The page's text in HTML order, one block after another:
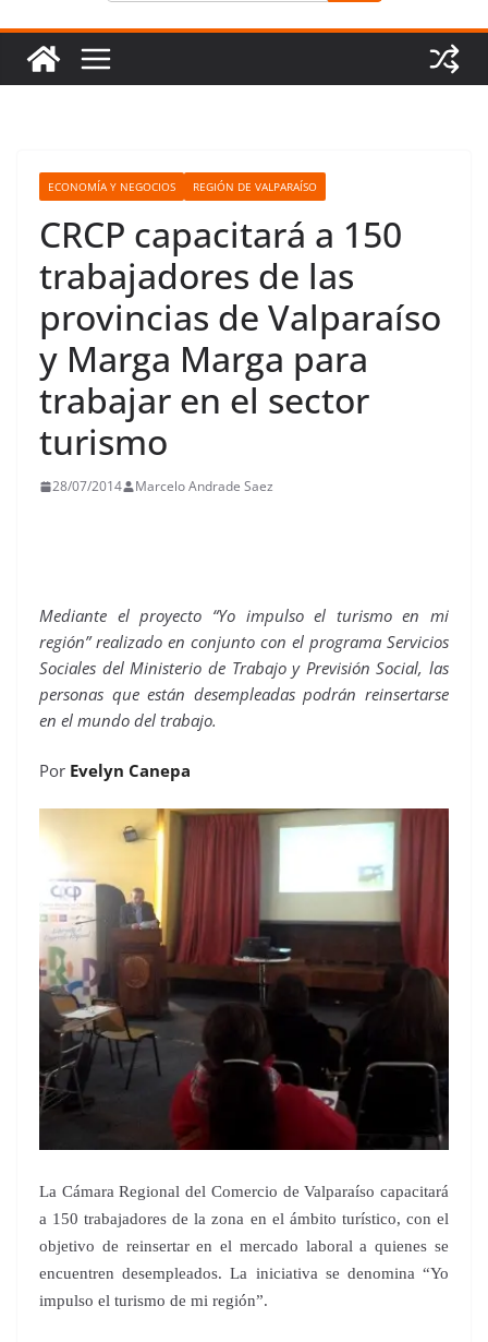
ECONOMÍA Y NEGOCIOS REGIÓN DE VALPARAÍSO
CRCP capacitará a 150
trabajadores de las
provincias de Valparaíso
y Marga Marga para
trabajar en el sector
turismo
28/07/2014 Marcelo Andrade Saez
Mediante el proyecto “Yo impulso el turismo en mi
región” realizado en conjunto con el programa Servicios
Sociales del Ministerio de Trabajo y Previsión Social, las
personas que están desempleadas podrán reinsertarse
en el mundo del trabajo.
Por Evelyn Canepa
La Cámara Regional del Comercio de Valparaíso capacitará
a 150 trabajadores de la zona en el ámbito turístico, con el
objetivo de reinsertar en el mercado laboral a quienes se
encuentren desempleados. La iniciativa se denomina “Yo
impulso el turismo de mi región”.